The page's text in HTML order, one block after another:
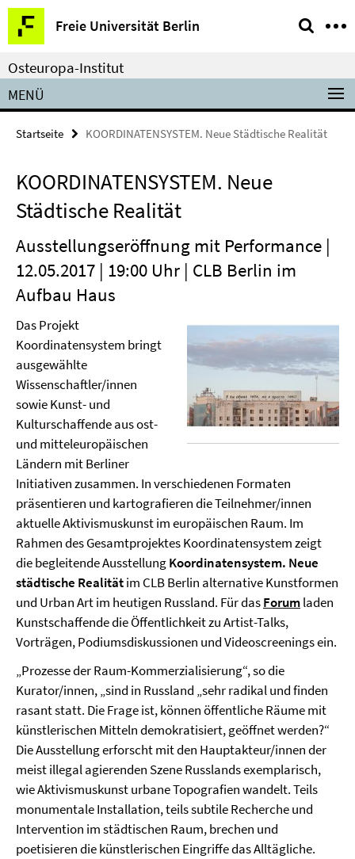
Springe
direkt
zu
Inhalt
Freie Universität Berlin
Service-
Navigation
Osteuropa-Institut
MENÜ
Startseite KOORDINATENSYSTEM. Neue Städtische Realität
KOORDINATENSYSTEM. Neue
Städtische Realität
Ausstellungseröffnung mit Performance |
12.05.2017 | 19:00 Uhr | CLB Berlin im
Aufbau Haus
Das Projekt
Koordinatensystem bringt
ausgewählte
Wissenschaftler/innen
sowie Kunst- und
Kulturschaffende aus ost-
und mitteleuropäischen
Ländern mit Berliner
Initiativen zusammen. In verschiedenen Formaten
präsentieren und kartografieren die Teilnehmer/innen
aktuelle Aktivismuskunst im europäischen Raum. Im
Rahmen des Gesamtprojektes Koordinatensystem zeigt
die begleitende AusstellungKoordinatensystem. Neue
städtische Realitätim CLB Berlin alternative Kunstformen
und Urban Art im heutigen Russland. Für dasForumladen
Kunstschaffende die Öffentlichkeit zu Artist-Talks,
Vorträgen, Podiumsdiskussionen und Videoscreenings ein.
„Prozesse der Raum-Kommerzialisierung“, so die
Kurator/innen, „sind in Russland „sehr radikal und finden
rasant statt. Die Frage ist, können öffentliche Räume mit
künstlerischen Mitteln demokratisiert, geöffnet werden?“
Die Ausstellung erforscht mit den Hauptakteur/innen der
meist illegal agierenden Szene Russlands exemplarisch,
wie Aktivismuskunst urbane Topografien wandelt. Teils
monumentale Installation, teils subtile Recherche und
Intervention im städtischen Raum, brechen und
poetisieren die künstlerischen Eingriffe das Alltägliche.